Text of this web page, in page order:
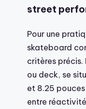
street
Pour une
skateboard
critères
ou deck, se
et 8.25
entre